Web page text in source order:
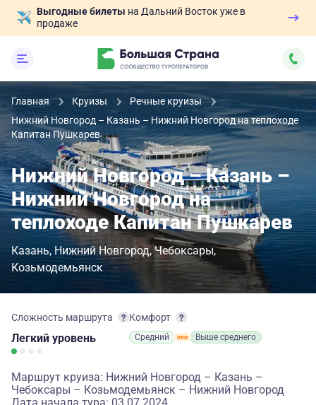
Выгодные билеты на Дальний Восток уже в
продаже
Главная Круизы
Речные круизы
Нижний Новгород – Казань – Нижний Новгород на теплоходе
Капитан Пушкарев
Нижний Новгород – Казань –
Нижний Новгород на
теплоходе Капитан Пушкарев
Казань Нижний Новгород Чебоксары
Козьмодемьянск
Сложность маршрута
Легкий уровень
Комфорт
Средний Выше среднего
Маршрут круиза: Нижний Новгород – Казань –
Чебоксары – Козьмодемьянск – Нижний Новгород